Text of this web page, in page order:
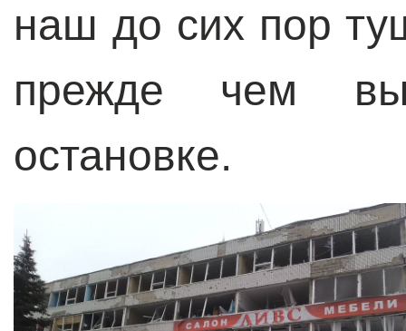
наш до сих пор
прежде чем
остановке.